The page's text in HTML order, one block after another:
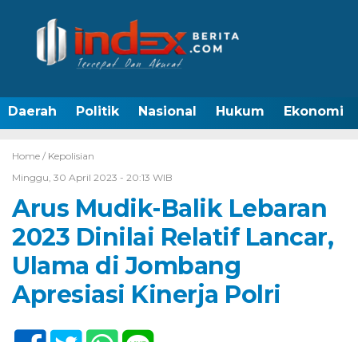
Daerah Politik Nasional Hukum Ekonomi
Home / Kepolisian
Minggu, 30 April 2023 - 20:13 WIB
Arus Mudik-Balik Lebaran
2023 Dinilai Relatif Lancar,
Ulama di Jombang
Apresiasi Kinerja Polri